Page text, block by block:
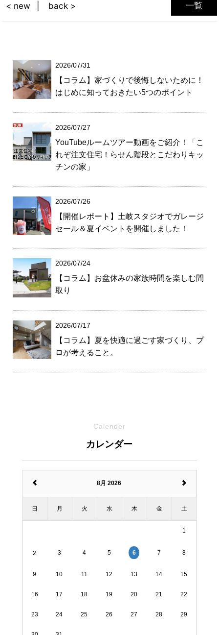
一覧
< new back >
2026/07/31
【コラム】家づくりで後悔しないために！
はじめに知っておきたい5つのポイント
2026/07/27
YouTubeルームツアー動画をご紹介！「こ
れぞ注文住宅！らせん階段とこだわりキッ
チンの家」
2026/07/26
【開催レポート】土岐スタジオでガレージ
セール＆夏イベントを開催しました！
2026/07/24
【コラム】お盆休みの家族時間を楽しむ間
取り
2026/07/17
【コラム】夏を快適に過ごす家づくり、プ
ロが考えること。
Calender
カレンダー
8月 2026
日 月 火 水 木 金 土
1
2 3 4 5 6 7 8
9 10 11 12 13 14 15
16 17 18 19 20 21 22
23 24 25 26 27 28 29